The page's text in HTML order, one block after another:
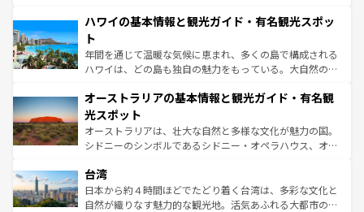
着のスイス情報はコンテンツ一覧を参照してほしい。
のような巨大都市は、観光、ショッピング、エンターテイ
ンメントが詰まった刺激的なスポットだ。一方、アメリカ
西部には大自然が広がり、グランドキャニオンやイエロー
ストーン国立公園といった絶景が堪能できる。さらに、南
文化が魅力。旅行者はアメリカの各地域で異なる魅力を楽
しみながら、その多様性と豊かな歴史を感じることができ
るだろう。車でのロードトリップや列車の旅も、アメリカ
ならではの贅沢な旅のスタイルだ。 なお、新着のアメリカ
情報は コンテンツ一覧 を参照してほしい。
ハワイの基本情報と観光ガイド・有名観光スポッ
ト
年間を通じて温暖な気候に恵まれ、多くの島で構成される
ハワイは、どの島も独自の魅力をもっている。大自然の神
ワイ島は見逃せない。また、定番の観光地といえばオアフ
島だが、静かな自然を求めるならマウイ島やカウアイ島が
おすすめ。エメラルドグリーンに輝く海をはじめ、豊かな
文化や歴史が息づいている。「アロハスピリット」と呼ば
人々、おいしいローカルフードやハワイアンミュージッ
ク、伝統的なフラダンスなど、すべてがハワイの魅力を彩
っている。訪れるたびに新しい発見と感動が待っているハ
オーストラリアの基本情報と観光ガイド・有名観
光スポット
オーストラリアは、壮大な自然と多様な文化が魅力の国。
シドニーのシンボルであるシドニー・オペラハウス、オー
リアリーフや大陸中央部にそびえるウルル（エアーズロッ
ク）、タスマニアの美しい原生林やケアンズの熱帯雨林な
ど、見どころがたくさん。また、カフェやワイン、オージ
台湾
日本から約４時間ほどでたどり着く台湾は、多彩な文化と
自然が織りなす魅力的な観光地。活気あふれる大都市の台